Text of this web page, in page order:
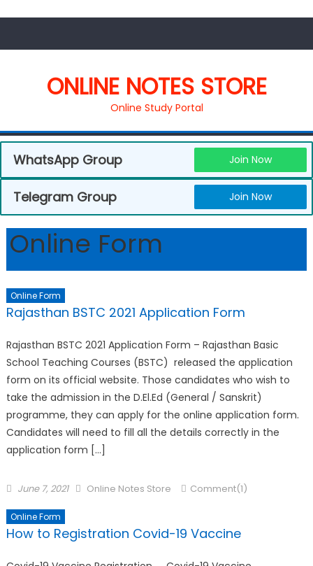
ONLINE NOTES STORE
Online Study Portal
WhatsApp Group Join Now
Telegram Group Join Now
Online Form
Online Form
Rajasthan BSTC 2021 Application Form
Rajasthan BSTC 2021 Application Form – Rajasthan Basic
School Teaching Courses (BSTC) released the application
form on its official website. Those candidates who wish to
take the admission in the D.El.Ed (General / Sanskrit)
programme, they can apply for the online application form.
Candidates will need to fill all the details correctly in the
application form […]
June 7, 2021 Online Notes Store Comment(1)
Online Form
How to Registration Covid-19 Vaccine